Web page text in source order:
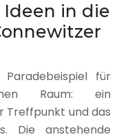
Ideen in die
für
Raum: ein
Treffpunkt und das
Die anstehende